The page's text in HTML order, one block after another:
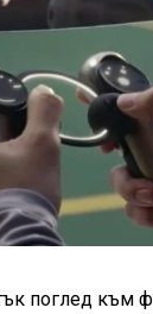
поглед към